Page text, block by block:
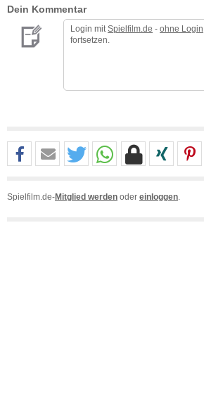
Dein Kommentar
Login mit Spielfilm.de - ohne Login
fortsetzen.
Spielfilm.de-Mitglied werden oder einloggen